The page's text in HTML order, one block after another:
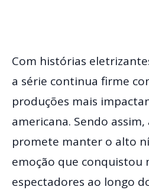
Com histórias
a série continua firme
produções mais
americana. Sendo
promete manter o alto
emoção que conquistou
espectadores ao longo